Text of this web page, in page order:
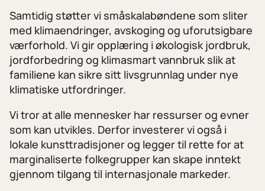
Samtidig støtter vi småskalabøndene som sliter
med klimaendringer, avskoging og uforutsigbare
værforhold. Vi gir opplæring i økologisk jordbruk,
jordforbedring og klimasmart vannbruk slik at
familiene kan sikre sitt livsgrunnlag under nye
klimatiske utfordringer.
Vi tror at alle mennesker har ressurser og evner
som kan utvikles. Derfor investerer vi også i
lokale kunsttradisjoner og legger til rette for at
marginaliserte folkegrupper kan skape inntekt
gjennom tilgang til internasjonale markeder.